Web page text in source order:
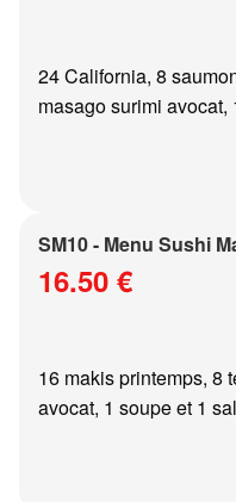
24 California, 8
masago surimi avocat,
SM10 - Menu Sushi
16.50 €
16 makis printemps, 8
avocat, 1 soupe et 1